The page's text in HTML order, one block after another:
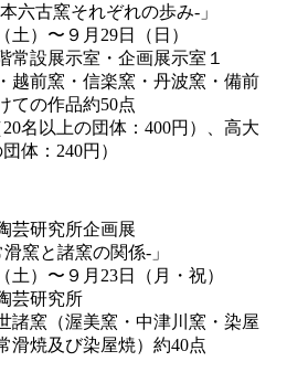
六古窯それぞれの歩み-」
）〜９月29日（日）
設展示室・企画展示室１
前窯・信楽窯・丹波窯・備前
ての作品約50点
名以上の団体：400円）、高大
体：240円）
芸研究所企画展
窯と諸窯の関係-」
）〜９月23日（月・祝）
芸研究所
窯（渥美窯・中津川窯・染屋
滑焼及び染屋焼）約40点